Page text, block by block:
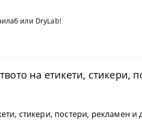
или DryLab!
на етикети, стикери,
стикери, постери, рекламен и